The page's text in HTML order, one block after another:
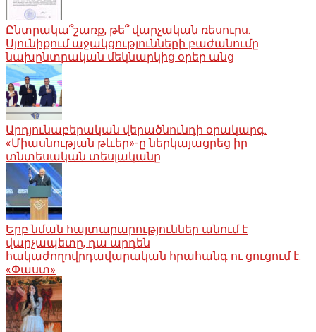
Ընտրակա՞շառք, թե՞ վարչական ռեսուրս․
Սյունիքում աջակցությունների բաժանումը
նախընտրական մեկնարկից օրեր անց
Արդյունաբերական վերածնունդի օրակարգ․
«Միասնության թևեր»-ը ներկայացրեց իր
տնտեսական տեսլականը
Երբ նման հայտարարություններ անում է
վարչապետը, դա արդեն
հակաժողովրդավարական հրահանգ ու ցուցում է.
«Փաստ»